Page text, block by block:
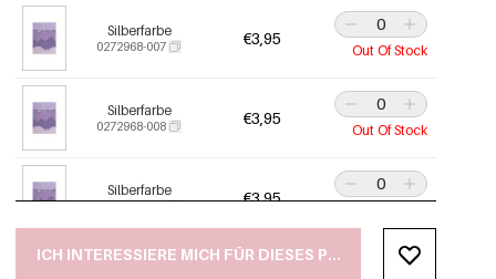
Silberfarbe
0272968-007 €3,95
Out Of Stock
Silberfarbe
0272968-008 €3,95
Out Of Stock
Silberfarbe
0272968-009 €3,95
ICH INTERESSIERE MICH FÜR DIESES PRODUKT